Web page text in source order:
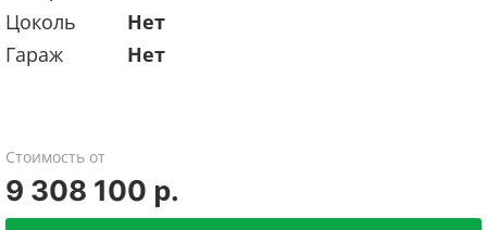
Цоколь
Нет
Гараж
Нет
Стоимость от
9 308 100 р.